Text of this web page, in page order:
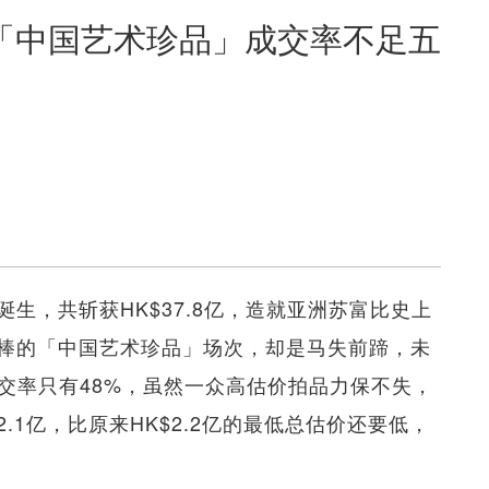
国艺术珍品」成交率不足五
生，共斩获HK$37.8亿，造就亚洲苏富比史上
的「中国艺术珍品」场次，却是马失前蹄，未
只有48%，虽然一众高估价拍品力保不失，
亿，比原来HK$2.2亿的最低总估价还要低，